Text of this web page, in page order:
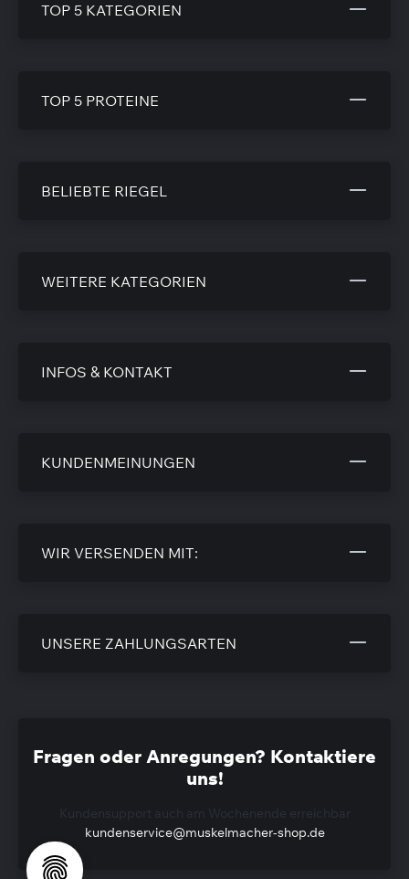
TOP 5 KATEGORIEN
TOP 5 PROTEINE
BELIEBTE RIEGEL
WEITERE KATEGORIEN
INFOS & KONTAKT
KUNDENMEINUNGEN
WIR VERSENDEN MIT:
UNSERE ZAHLUNGSARTEN
Fragen oder Anregungen? Kontaktiere
uns!
Kundensupport auch am Wochenende erreichbar
kundenservice@muskelmacher-shop.de